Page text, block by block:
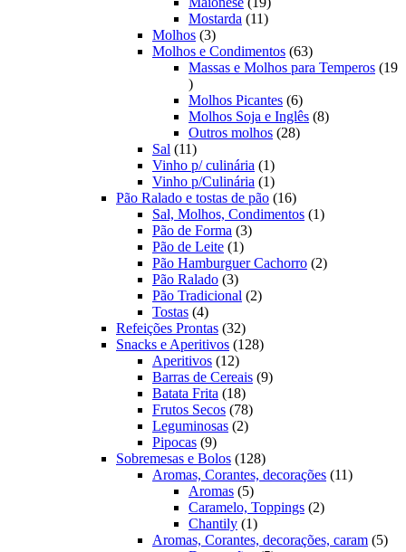
produtos
Mostarda 1111
Molhos 33
produtos
Molhos e Condimentos 6363
produtos
Massas e Molhos para Temperos 19
19
produtos
Molhos Picantes 66
produtos
Molhos Soja e Inglês 88
Outros molhos 2828
Sal 1111
produtos
Vinho p/ culinária 11
produto
Vinho p/Culinária 11
produto
Pão Ralado e tostas de pão 1616
produtos
Sal, Molhos, Condimentos 11
Pão de Forma 33
Pão de Leite 11
produto
Pão Hamburguer Cachorro 22
Pão Ralado 33
produtos
Pão Tradicional 22
Tostas 44
produtos
Refeições Prontas 3232
produtos
Snacks e Aperitivos 128128
Aperitivos 1212
produtos
Barras de Cereais 99
Batata Frita 1818
produtos
Frutos Secos 7878
produtos
Leguminosas 22
Pipocas 99
produtos
Sobremesas e Bolos 128128
produtos
Aromas, Corantes, decorações 1111
Aromas 55
produtos
Caramelo, Toppings 22
Chantily 11
produto
Aromas, Corantes, decorações, caram 55